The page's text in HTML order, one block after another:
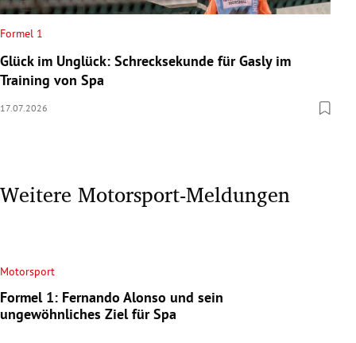
Formel 1
Glück im Unglück: Schrecksekunde für Gasly im
Training von Spa
17.07.2026
Weitere Motorsport-Meldungen
Motorsport
Formel 1: Fernando Alonso und sein
ungewöhnliches Ziel für Spa